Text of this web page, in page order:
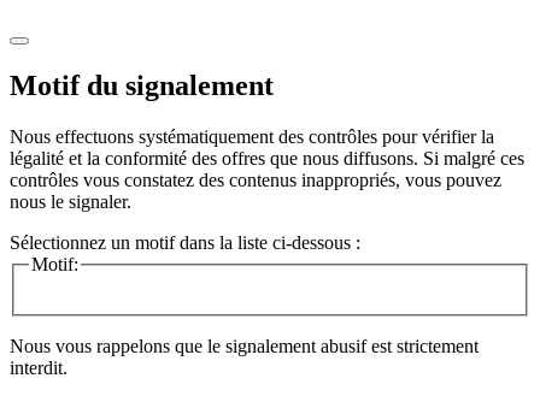
Motif du signalement
Nous effectuons systématiquement des contrôles pour vérifier la
légalité et la conformité des offres que nous diffusons. Si malgré ces
contrôles vous constatez des contenus inappropriés, vous pouvez
nous le signaler.
Sélectionnez un motif dans la liste ci-dessous :
Motif:
Nous vous rappelons que le signalement abusif est strictement
interdit.